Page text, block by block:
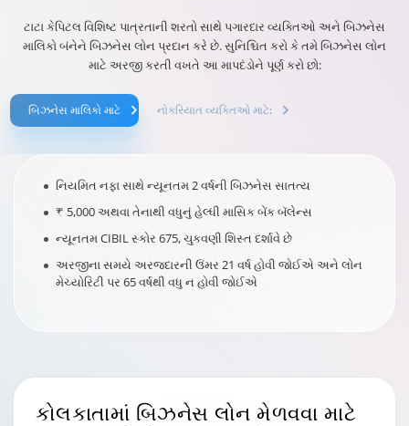
ટાટા કેપિટલ વિશિષ્ટ પાત્રતાની શરતો સાથે પગારદાર વ્યક્તિઓ અને બિઝનેસ
માલિકો બંનેને બિઝનેસ લોન પ્રદાન કરે છે. સુનિશ્ચિત કરો કે તમે બિઝનેસ લોન
માટે અરજી કરતી વખતે આ માપદંડોને પૂર્ણ કરો છો:
બિઝનેસ માલિકો માટે નોકરિયાત વ્યક્તિઓ માટે:
નિયમિત નફા સાથે ન્યૂનતમ 2 વર્ષની બિઝનેસ સાતત્ય
₹ 5,000 અથવા તેનાથી વધુનું હેલ્ધી માસિક બેંક બૅલેન્સ
ન્યૂનતમ CIBIL સ્કોર 675, ચુકવણી શિસ્ત દર્શાવે છે
અરજીના સમયે અરજદારની ઉંમર 21 વર્ષ હોવી જોઈએ અને લોન
મેચ્યોરિટી પર 65 વર્ષથી વધુ ન હોવી જોઈએ
કોલકાતામાં બિઝનેસ લોન મેળવવા માટે